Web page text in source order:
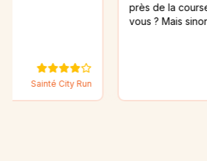
City Run
près de la course. Que
vous ? Mais sinon trop